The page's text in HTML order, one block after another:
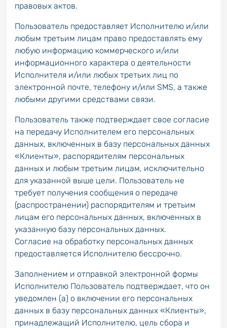
правовых актов.
Пользователь предоставляет Исполнителю и/или
любым третьим лицам право предоставлять ему
любую информацию коммерческого и/или
информационного характера о деятельности
Исполнителя и/или любых третьих лиц по
электронной почте, телефону и/или SMS, а также
любыми другими средствами связи.
Пользователь также подтверждает свое согласие
на передачу Исполнителем его персональных
данных, включенных в базу персональных данных
«Клиенты», распорядителям персональных
данных и любым третьим лицам, исключительно
для указанной выше цели. Пользователь не
требует получения сообщения о передаче
(распространении) распорядителям и третьим
лицам его персональных данных, включенных в
указанную базу персональных данных.
Согласие на обработку персональных данных
предоставляется Исполнителю бессрочно.
Заполнением и отправкой электронной формы
Исполнителю Пользователь подтверждает, что он
уведомлен (а) о включении его персональных
данных в базу персональных данных «Клиенты»,
принадлежащий Исполнителю, цель сбора и